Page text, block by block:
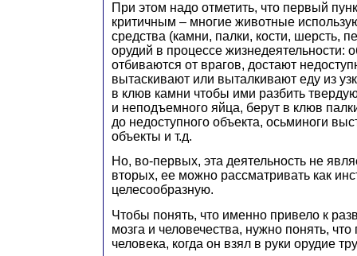
При этом надо отметить, что первый
критичным – многие животные
средства (камни, палки, кости, шерсть,
орудий в процессе жизнедеятельности:
отбиваются от врагов, достают
вытаскивают или выталкивают еду из
в клюв камни чтобы ими разбить
и неподъемного яйца, берут в клюв
до недоступного объекта, осьминоги
объекты и т.д.
Но, во-первых, эта деятельность не
вторых, ее можно рассматривать как
целесообразную.
Чтобы понять, что именно привело к
мозга и человечества, нужно понять,
человека, когда он взял в руки орудие